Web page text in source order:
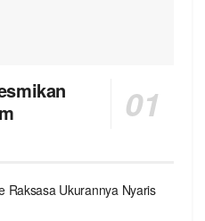
Raksasa Ukurannya Nyaris